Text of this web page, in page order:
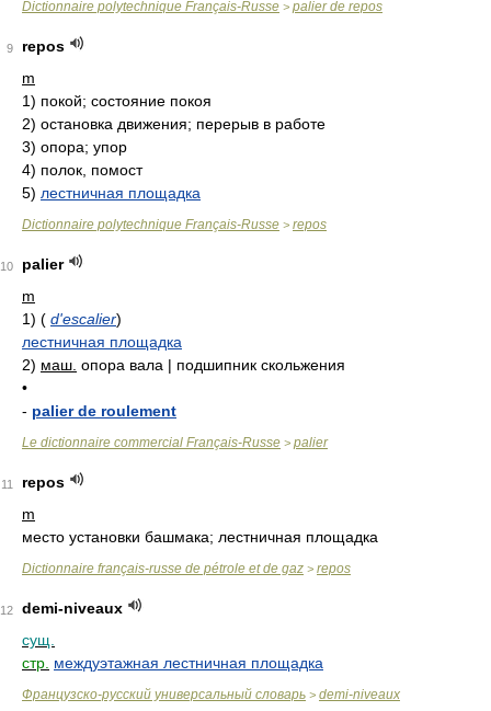
Dictionnaire polytechnique Français-Russe > palier de repos
9
repos
m
1) покой; состояние покоя
2) остановка движения; перерыв в работе
3) опора; упор
4) полок, помост
5) лестничная площадка
Dictionnaire polytechnique Français-Russe > repos
10
palier
m
1) ( d'escalier)
лестничная площадка
2) маш. опора вала | подшипник скольжения
•
- palier de roulement
Le dictionnaire commercial Français-Russe > palier
11
repos
m
место установки башмака; лестничная площадка
Dictionnaire français-russe de pétrole et de gaz > repos
12
demi-niveaux
сущ.
стр. междуэтажная лестничная площадка
Французско-русский универсальный словарь > demi-niveaux